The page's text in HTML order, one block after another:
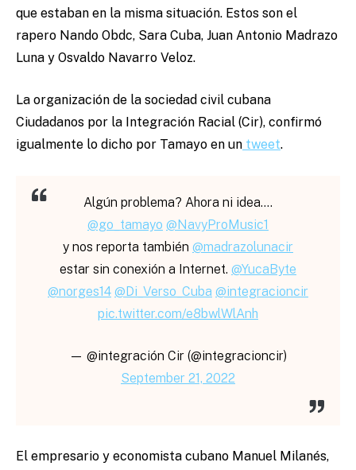
que estaban en la misma situación. Estos son el
rapero Nando Obdc, Sara Cuba, Juan Antonio Madrazo
Luna y Osvaldo Navarro Veloz.
La organización de la sociedad civil cubana
Ciudadanos por la Integración Racial (Cir), confirmó
igualmente lo dicho por Tamayo en un tweet.
Algún problema? Ahora ni idea….
@go_tamayo @NavyProMusic1
y nos reporta también @madrazolunacir
estar sin conexión a Internet. @YucaByte
@norges14 @Di_Verso_Cuba @integracioncir
pic.twitter.com/e8bwlWlAnh
— @integración Cir (@integracioncir)
September 21, 2022
El empresario y economista cubano Manuel Milanés,